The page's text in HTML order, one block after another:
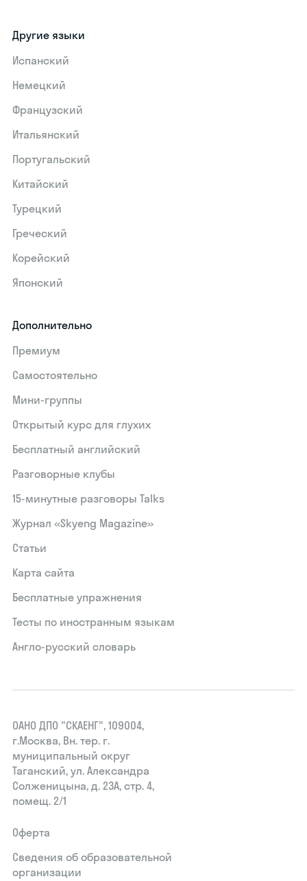
Другие языки
Испанский
Немецкий
Французский
Итальянский
Португальский
Китайский
Турецкий
Греческий
Корейский
Японский
Дополнительно
Премиум
Самостоятельно
Мини-группы
Открытый курс для глухих
Бесплатный английский
Разговорные клубы
15‑минутные разговоры Talks
Журнал «Skyeng Magazine»
Статьи
Карта сайта
Бесплатные упражнения
Тесты по иностранным языкам
Англо-русский словарь
ОАНО ДПО "СКАЕНГ", 109004,
г.Москва, Вн. тер. г.
муниципальный округ
Таганский, ул. Александра
Солженицына, д. 23А, стр. 4,
помещ. 2/1
Оферта
Сведения об образовательной
организации